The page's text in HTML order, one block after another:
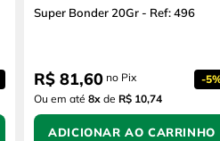
Super Bonder 20Gr - Ref: 496
R$ 81,60 no Pix -
Ou em até 8x de R$ 10,74
ADICIONAR AO CARRINHO